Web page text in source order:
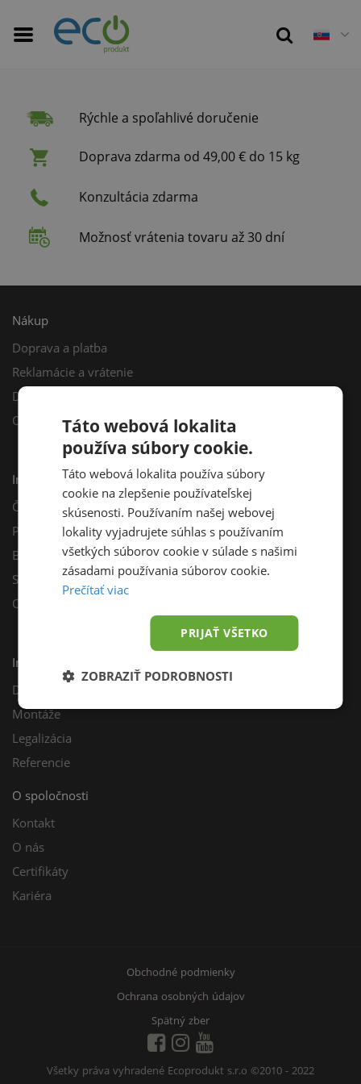
Rýchle a spoľahlivé doručenie
Doprava zdarma od 49,00 € do 15 kg
Konzultácia zdarma
Možnosť vrátenia tovaru až 30 dní
Nákup
Doprava a platba
Reklamácie a vrátenie
Darčekový poukaz
Odberné miesta
Informácie
Často kladené otázky
Poradňa
Blog
Sprievodca výberom fotovoltiky
Odporúčací program
Inštalácie
Dotácie
Montáže
Legalizácia
Referencie
O spoločnosti
Kontakt
O nás
Certifikáty
Kariéra
Obchodné podmienky
Ochrana osobných údajov
Spätný zber
Všetky práva vyhradené Ecoprodukt s.r.o ©2010 - 2022
Táto webová lokalita
používa súbory cookie.
Táto webová lokalita používa súbory
cookie na zlepšenie používateľskej
skúsenosti. Používaním našej webovej
lokality vyjadrujete súhlas s používaním
všetkých súborov cookie v súlade s našimi
zásadami používania súborov cookie.
Prečítať viac
PRIJAŤ VŠETKO
ZOBRAZIŤ PODROBNOSTI